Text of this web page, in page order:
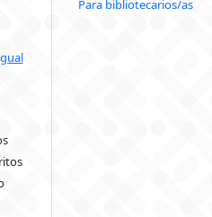
Para bibliotecarios/as